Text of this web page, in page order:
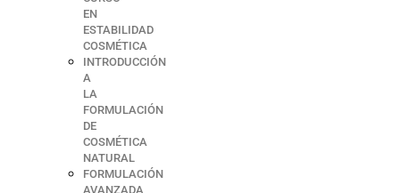
EN
ESTABILIDAD
COSMÉTICA
INTRODUCCIÓN
A
LA
FORMULACIÓN
DE
COSMÉTICA
NATURAL
FORMULACIÓN
AVANZADA